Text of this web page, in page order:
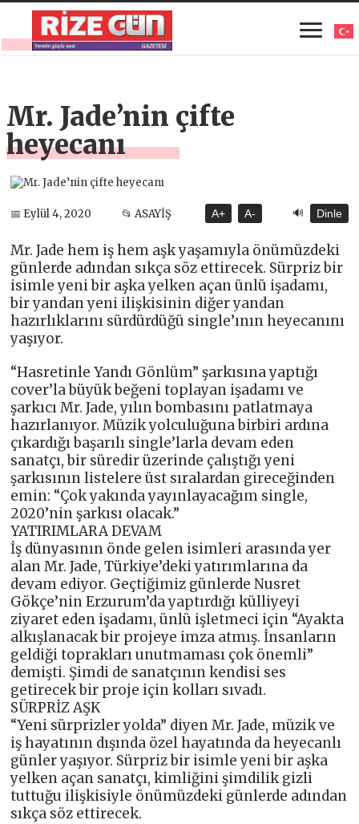
Mr. Jade’nin çifte
heyecanı
📅 Eylül 4, 2020 📂 ASAYİŞ A+ A- 🔊 Dinle
Mr. Jade hem iş hem aşk yaşamıyla önümüzdeki
günlerde adından sıkça söz ettirecek. Sürpriz bir
isimle yeni bir aşka yelken açan ünlü işadamı,
bir yandan yeni ilişkisinin diğer yandan
hazırlıklarını sürdürdüğü single’ının heyecanını
yaşıyor.
“Hasretinle Yandı Gönlüm” şarkısına yaptığı
cover’la büyük beğeni toplayan işadamı ve
şarkıcı Mr. Jade, yılın bombasını patlatmaya
hazırlanıyor. Müzik yolculuğuna birbiri ardına
çıkardığı başarılı single’larla devam eden
sanatçı, bir süredir üzerinde çalıştığı yeni
şarkısının listelere üst sıralardan gireceğinden
emin: “Çok yakında yayınlayacağım single,
2020’nin şarkısı olacak.”
YATIRIMLARA DEVAM
İş dünyasının önde gelen isimleri arasında yer
alan Mr. Jade, Türkiye’deki yatırımlarına da
devam ediyor. Geçtiğimiz günlerde Nusret
Gökçe’nin Erzurum’da yaptırdığı külliyeyi
ziyaret eden işadamı, ünlü işletmeci için “Ayakta
alkışlanacak bir projeye imza atmış. İnsanların
geldiği toprakları unutmaması çok önemli”
demişti. Şimdi de sanatçının kendisi ses
getirecek bir proje için kolları sıvadı.
SÜRPRİZ AŞK
“Yeni sürprizler yolda” diyen Mr. Jade, müzik ve
iş hayatının dışında özel hayatında da heyecanlı
günler yaşıyor. Sürpriz bir isimle yeni bir aşka
yelken açan sanatçı, kimliğini şimdilik gizli
tuttuğu ilişkisiyle önümüzdeki günlerde adından
sıkça söz ettirecek.